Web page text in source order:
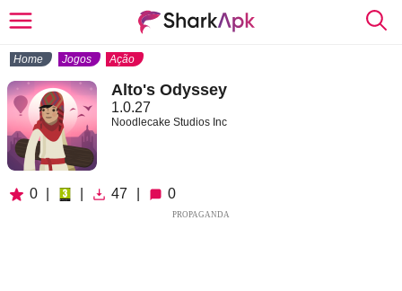
Home Jogos Ação
Alto's Odyssey
1.0.27
Noodlecake Studios Inc
0 47 0
PROPAGANDA